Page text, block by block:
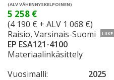
(ALV VÄHENNYSKELPOINEN)
5 258 €
(4 190 € + ALV 1 068 €)
Raisio, Varsinais-Suomi
LIIKE
EP ESA121-4100
Materiaalinkäsittely
Vuosimalli:
2025